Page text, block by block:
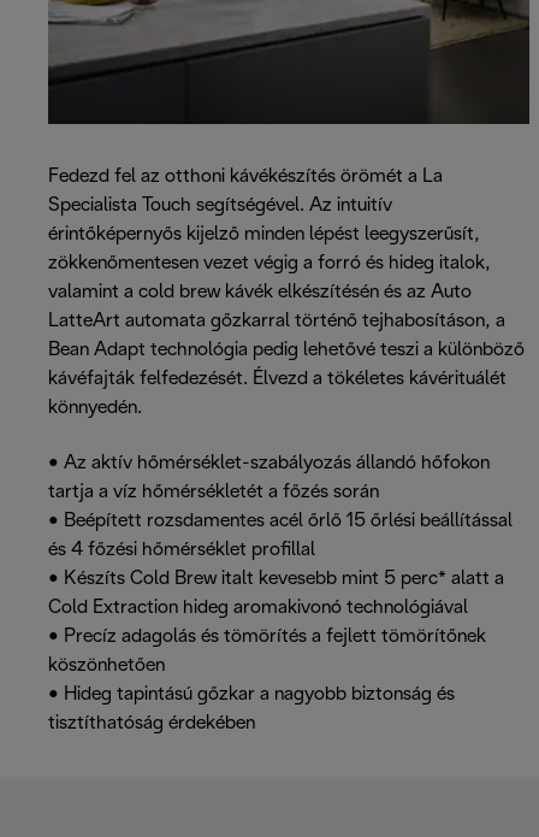
Fedezd fel az otthoni kávékészítés örömét a La
Specialista Touch segítségével. Az intuitív
érintőképernyős kijelző minden lépést leegyszerűsít,
zökkenőmentesen vezet végig a forró és hideg italok,
valamint a cold brew kávék elkészítésén és az Auto
LatteArt automata gőzkarral történő tejhabosításon, a
Bean Adapt technológia pedig lehetővé teszi a különböző
kávéfajták felfedezését. Élvezd a tökéletes kávérituálét
könnyedén.
• Az aktív hőmérséklet-szabályozás állandó hőfokon
tartja a víz hőmérsékletét a főzés során
• Beépített rozsdamentes acél őrlő 15 őrlési beállítással
és 4 főzési hőmérséklet profillal
• Készíts Cold Brew italt kevesebb mint 5 perc* alatt a
Cold Extraction hideg aromakivonó technológiával
• Precíz adagolás és tömörítés a fejlett tömörítőnek
köszönhetően
• Hideg tapintású gőzkar a nagyobb biztonság és
tisztíthatóság érdekében